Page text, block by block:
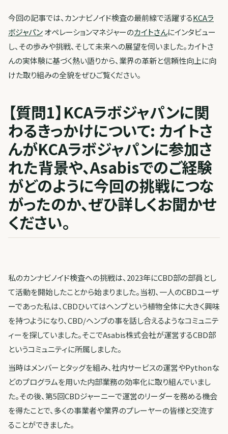
今回の記事では、カンナビノイド検査の最前線で活躍するKCAラ
ボジャパンオペレーションマネジャーのカイトさんにインタビュー
し、その歩みや挑戦、そして未来への展望を伺いました。カイトさ
んの実体験に基づく熱い語りから、業界の革新と信頼性向上に向
けた取り組みの全貌をぜひご覧ください。
【質問1】KCAラボジャパンに関
わるきっかけについて: カイトさ
んがKCAラボジャパンに参加さ
れた背景や、Asabisでのご経験
がどのように今回の挑戦につな
がったのか、ぜひ詳しくお聞かせ
ください。
私のカンナビノイド検査への挑戦は、2023年にCBD部の部員とし
て活動を開始したことから始まりました。当初、一人のCBDユーザ
ーであった私は、CBDひいてはヘンプという植物全体に大きく興味
を持つようになり、CBD/ヘンプの事を話し合えるようなコミュニテ
ィーを探していました。そこでAsabis株式会社が運営するCBD部
というコミュニティに所属しました。
当時はメンバーとタッグを組み、社内サービスの運営やPythonな
どのプログラムを用いた内部業務の効率化に取り組んでいまし
た。その後、第5回CBDジャーニーで運営のリーダーを務める機会
を得たことで、多くの事業者や業界のプレーヤーの皆様と交流す
ることができました。